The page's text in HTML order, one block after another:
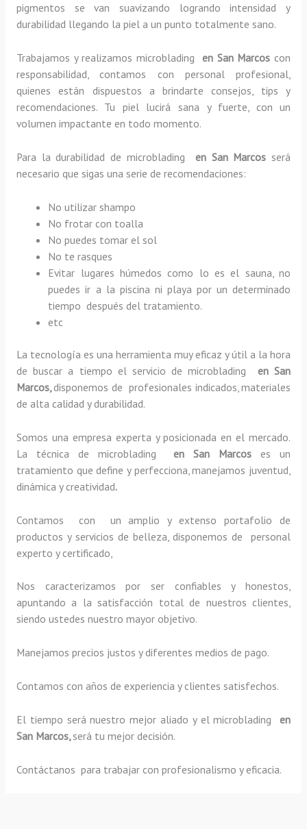
pigmentos se van suavizando logrando intensidad y
durabilidad llegando la piel a un punto totalmente sano.
Trabajamos y realizamos microblading en San Marcos con
responsabilidad, contamos con personal profesional,
quienes están dispuestos a brindarte consejos, tips y
recomendaciones. Tu piel lucirá sana y fuerte, con un
volumen impactante en todo momento.
Para la durabilidad de microblading en San Marcos será
necesario que sigas una serie de recomendaciones:
No utilizar shampo
No frotar con toalla
No puedes tomar el sol
No te rasques
Evitar lugares húmedos como lo es el sauna, no
puedes ir a la piscina ni playa por un determinado
tiempo después del tratamiento.
etc
La tecnología es una herramienta muy eficaz y útil a la hora
de buscar a tiempo el servicio de microblading en San
Marcos,disponemos de profesionales indicados, materiales
de alta calidad y durabilidad.
Somos una empresa experta y posicionada en el mercado.
La técnica de microblading en San Marcos es un
tratamiento que define y perfecciona, manejamos juventud,
dinámica y creatividad.
Contamos con un amplio y extenso portafolio de
productos y servicios de belleza, disponemos de personal
experto y certificado,
Nos caracterizamos por ser confiables y honestos,
apuntando a la satisfacción total de nuestros clientes,
siendo ustedes nuestro mayor objetivo.
Manejamos precios justos y diferentes medios de pago.
Contamos con años de experiencia y clientes satisfechos.
El tiempo será nuestro mejor aliado y elmicroblading en
San Marcos, será tu mejor decisión.
Contáctanos para trabajar con profesionalismo y eficacia.